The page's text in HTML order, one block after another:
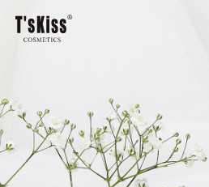
私たちのプラ